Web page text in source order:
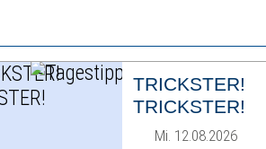
TRICKSTER!
TRICKSTER!
Mi. 12.08.2026